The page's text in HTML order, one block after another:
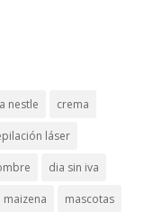
nestle crema
láser
dia sin iva
maizena mascotas